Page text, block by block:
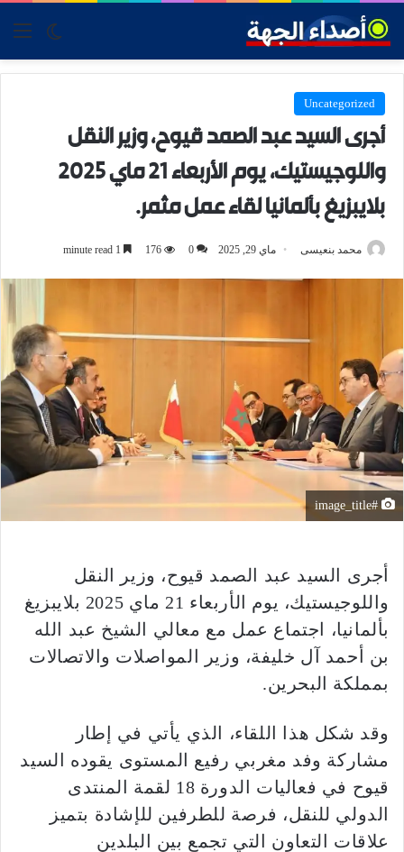
skin
Uncategorized
أجرى السيد عبد الصمد قيوح، وزير النقل
واللوجيستيك، يوم الأربعاء 21 ماي 2025
بلايبزيغ بألمانيا لقاء عمل مثمر.
محمد بنعيسى ماي 29, 2025 0
176
#image_title
أجرى السيد عبد الصمد قيوح، وزير النقل
واللوجيستيك، يوم الأربعاء 21 ماي 2025 بلايبزيغ
بألمانيا، اجتماع عمل مع معالي الشيخ عبد الله
بن أحمد آل خليفة، وزير المواصلات والاتصالات
بمملكة البحرين.
وقد شكل هذا اللقاء، الذي يأتي في إطار
مشاركة وفد مغربي رفيع المستوى يقوده السيد
قيوح في فعاليات الدورة 18 لقمة المنتدى
الدولي للنقل، فرصة للطرفين للإشادة بتميز
علاقات التعاون التي تجمع بين البلدين